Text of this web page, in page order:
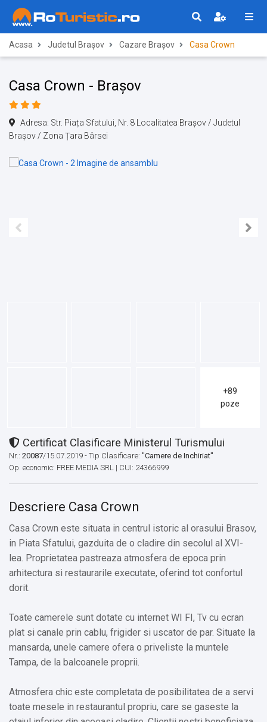
Acasa Judetul Brașov Cazare Brașov Casa Crown
Casa Crown - Brașov
Adresa: Str. Piața Sfatului, Nr. 8 Localitatea Brașov / Judetul
Brașov / Zona Țara Bârsei
+89
poze
Certificat Clasificare Ministerul Turismului
Nr.: 20087/15.07.2019 - Tip Clasificare: "Camere de Inchiriat"
Op. economic: FREE MEDIA SRL | CUI: 24366999
Descriere Casa Crown
Casa Crown este situata in centrul istoric al orasului Brasov,
in Piata Sfatului, gazduita de o cladire din secolul al XVI-
lea. Proprietatea pastreaza atmosfera de epoca prin
arhitectura si restaurarile executate, oferind tot confortul
dorit.
Toate camerele sunt dotate cu internet WI FI, Tv cu ecran
plat si canale prin cablu, frigider si uscator de par. Situate la
mansarda, unele camere ofera o priveliste la muntele
Tampa, de la balcoanele proprii.
Atmosfera chic este completata de posibilitatea de a servi
toate mesele in restaurantul propriu, care se gaseste la